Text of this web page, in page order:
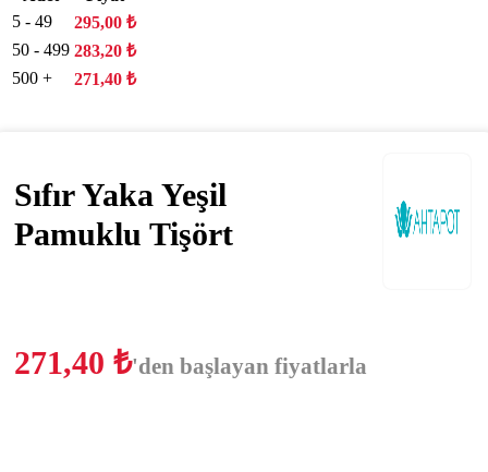
5 - 49
295,00 ₺
50 - 499 283,20 ₺
500 +
271,40 ₺
Sıfır Yaka Yeşil
Pamuklu Tişört
271,40 ₺'den başlayan fiyatlarla